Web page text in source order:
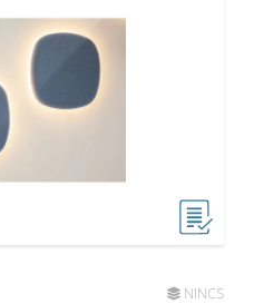
NINCS